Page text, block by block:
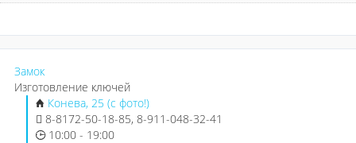
Замок
Изготовление ключей
Конева, 25 (с фото!)
8-8172-50-18-85, 8-911-048-32-41
10:00 - 19:00